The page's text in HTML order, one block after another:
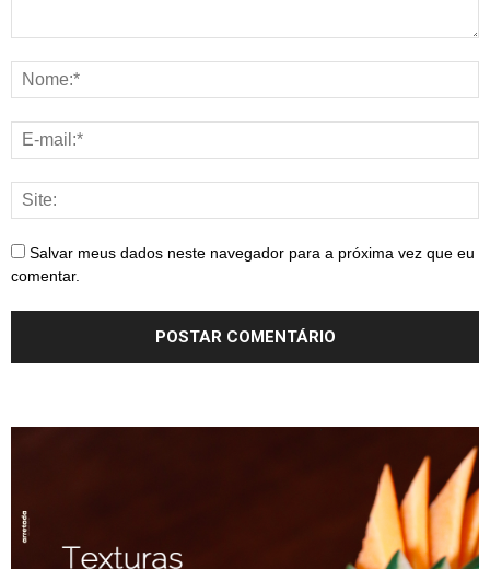
Salvar meus dados neste navegador para a próxima vez que eu
comentar.